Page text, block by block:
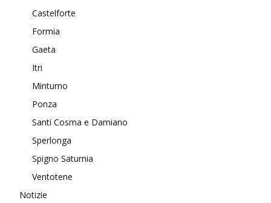
Castelforte
Formia
Gaeta
Itri
Minturno
Ponza
Santi Cosma e Damiano
Sperlonga
Spigno Saturnia
Ventotene
Notizie